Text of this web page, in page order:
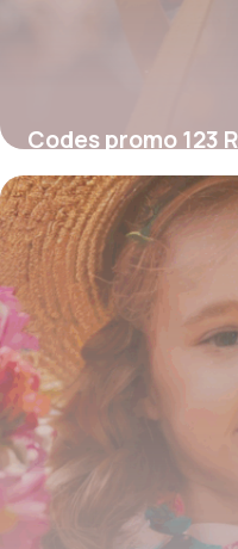
Codes promo 123
inédites pour
roulements et
4 juillet 2025